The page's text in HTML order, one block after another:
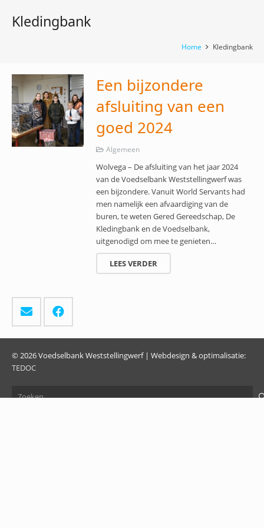
Kledingbank
Home Kledingbank
Een bijzondere
afsluiting van een
goed 2024
Algemeen
Wolvega – De afsluiting van het jaar 2024
van de Voedselbank Weststellingwerf was
een bijzondere. Vanuit World Servants had
men namelijk een afvaardiging van de
buren, te weten Gered Gereedschap, De
Kledingbank en de Voedselbank,
uitgenodigd om mee te genieten…
LEES VERDER
© 2026 Voedselbank Weststellingwerf | Webdesign & optimalisatie:
TEDOC